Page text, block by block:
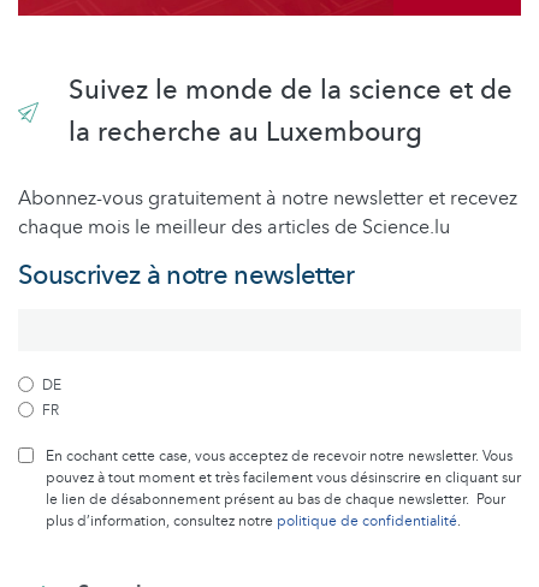
Suivez le monde de la science et de
la recherche au Luxembourg
Abonnez-vous gratuitement à notre newsletter et recevez
chaque mois le meilleur des articles de Science.lu
Souscrivez à notre newsletter
DE
FR
En cochant cette case, vous acceptez de recevoir notre newsletter. Vous
pouvez à tout moment et très facilement vous désinscrire en cliquant sur
le lien de désabonnement présent au bas de chaque newsletter. Pour
plus d’information, consultez notre politique de confidentialité.